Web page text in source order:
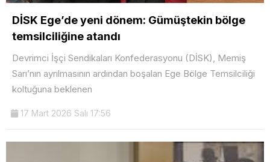
DİSK Ege’de yeni dönem: Gümüştekin bölge
temsilciliğine atandı
Devrimci İşçi Sendikaları Konfederasyonu (DİSK), Memiş
Sarı’nın ayrılmasının ardından boşalan Ege Bölge Temsilciliği
koltuğuna beklenen
17 Mart 2026 Salı 17:56